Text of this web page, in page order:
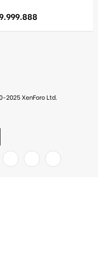
2025 XenForo Ltd.